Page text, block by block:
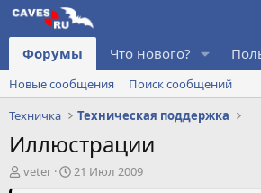
Форумы Что нового?
Новые сообщения
Поиск сообщений
Техничка
Техническая поддержка
Иллюстрации
А
veter
Д
21 Июл 2009